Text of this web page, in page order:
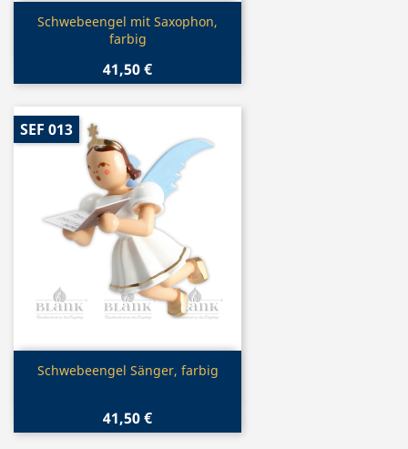
Vorschau
Schwebeengel mit Saxophon,
farbig
41,50 €
Vorschau
Schwebeengel Sänger, farbig
41,50 €
SEF 013